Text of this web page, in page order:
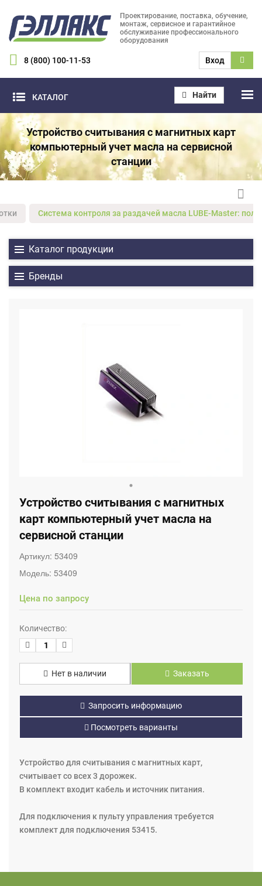
Проектирование, поставка, обучение,
монтаж, сервисное и гарантийное
обслуживание профессионального
оборудования
8 (800) 100-11-53 Вход
КАТАЛОГ Найти
Устройство считывания с магнитных карт
компьютерный учет масла на сервисной
станции
Система контроля за раздачей масла LUBE-Master:
Каталог продукции
Бренды
Устройство считывания с магнитных
карт компьютерный учет масла на
сервисной станции
Артикул: 53409
Модель: 53409
Цена по запросу
Количество:
Нет в наличии Заказать
Запросить информацию
Посмотреть варианты
Устройство для считывания с магнитных карт,
считывает со всех 3 дорожек.
В комплект входит кабель и источник питания.
Для подключения к пульту управления требуется
комплект для подключения 53415.